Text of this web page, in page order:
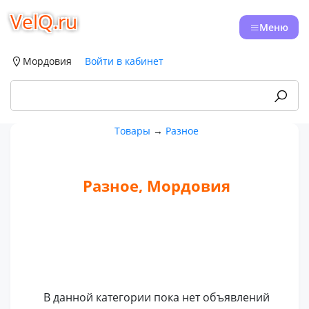
VelQ.ru Меню
Мордовия Войти в кабинет
Товары → Разное
Разное, Мордовия
В данной категории пока нет объявлений